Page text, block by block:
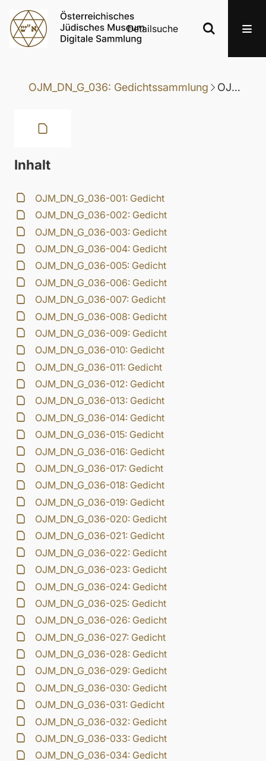
Detailsuche
OJM_DN_G_036: Gedichtssammlung OJM_DN_G_036-014: Gedicht
Inhalt
OJM_DN_G_036-001: Gedicht
OJM_DN_G_036-002: Gedicht
OJM_DN_G_036-003: Gedicht
OJM_DN_G_036-004: Gedicht
OJM_DN_G_036-005: Gedicht
OJM_DN_G_036-006: Gedicht
OJM_DN_G_036-007: Gedicht
OJM_DN_G_036-008: Gedicht
OJM_DN_G_036-009: Gedicht
OJM_DN_G_036-010: Gedicht
OJM_DN_G_036-011: Gedicht
OJM_DN_G_036-012: Gedicht
OJM_DN_G_036-013: Gedicht
OJM_DN_G_036-014: Gedicht
OJM_DN_G_036-015: Gedicht
OJM_DN_G_036-016: Gedicht
OJM_DN_G_036-017: Gedicht
OJM_DN_G_036-018: Gedicht
OJM_DN_G_036-019: Gedicht
OJM_DN_G_036-020: Gedicht
OJM_DN_G_036-021: Gedicht
OJM_DN_G_036-022: Gedicht
OJM_DN_G_036-023: Gedicht
OJM_DN_G_036-024: Gedicht
OJM_DN_G_036-025: Gedicht
OJM_DN_G_036-026: Gedicht
OJM_DN_G_036-027: Gedicht
OJM_DN_G_036-028: Gedicht
OJM_DN_G_036-029: Gedicht
OJM_DN_G_036-030: Gedicht
OJM_DN_G_036-031: Gedicht
OJM_DN_G_036-032: Gedicht
OJM_DN_G_036-033: Gedicht
OJM_DN_G_036-034: Gedicht